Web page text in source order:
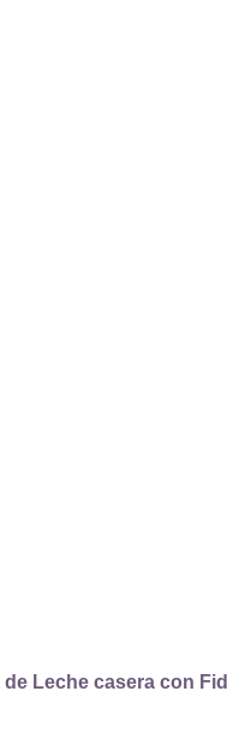
de Leche casera con